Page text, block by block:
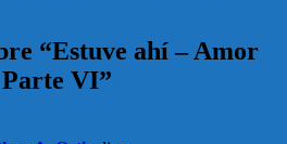
“Estuve ahí – Amor
VI”